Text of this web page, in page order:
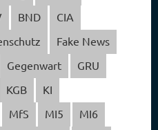
BND
CIA
Fake News
Gegenwart
GRU
KGB
KI
MfS MI5
MI6